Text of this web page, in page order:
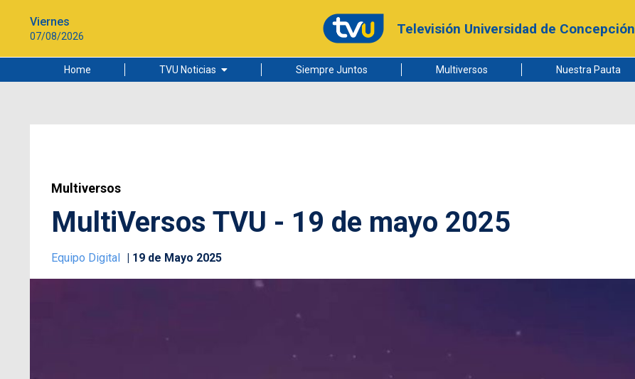
Viernes
07/08/2026 Televisión Universidad de Concepción
Home TVU Noticias
Ciudad
Siempre Juntos Multiversos Nuestra Pauta
Multiversos
MultiVersos TVU - 19 de mayo 2025
Equipo Digital 19 de Mayo 2025